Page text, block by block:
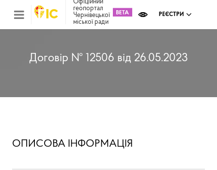
Офіційний
геопортал
Чернівецької
міської ради
РЕЄСТРИ
Договір № 12506 від 26.05.2023
ОПИСОВА ІНФОРМАЦІЯ